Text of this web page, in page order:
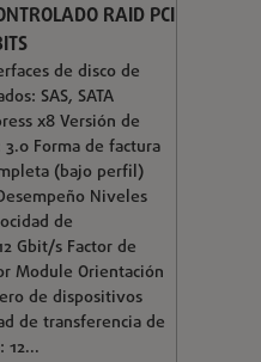
RAID PCI
de disco de
SAS, SATA
x8 Versión de
3.0 Forma de factura
(bajo perfil)
Niveles
de
Gbit/s Factor de
Module Orientación
de dispositivos
de transferencia de
12...